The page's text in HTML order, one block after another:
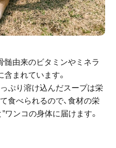
髄由来のビタミンやミネラ
含まれています。
ぷり溶け込んだスープは栄
食べられるので、食材の栄
ワンコの身体に届けます。